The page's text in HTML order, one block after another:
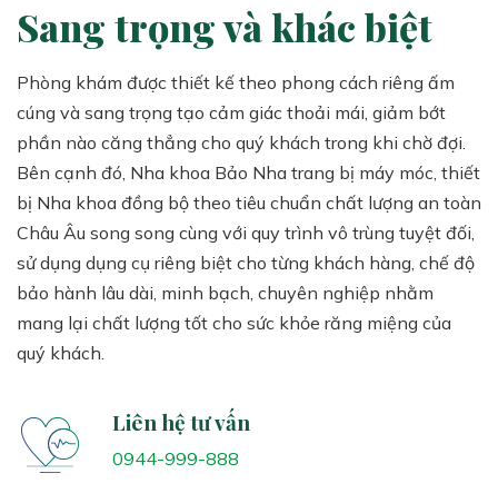
Sang trọng và khác biệt
Phòng khám được thiết kế theo phong cách riêng ấm
cúng và sang trọng tạo cảm giác thoải mái, giảm bớt
phần nào căng thẳng cho quý khách trong khi chờ đợi.
Bên cạnh đó, Nha khoa Bảo Nha trang bị máy móc, thiết
bị Nha khoa đồng bộ theo tiêu chuẩn chất lượng an toàn
Châu Âu song song cùng với quy trình vô trùng tuyệt đối,
sử dụng dụng cụ riêng biệt cho từng khách hàng, chế độ
bảo hành lâu dài, minh bạch, chuyên nghiệp nhằm
mang lại chất lượng tốt cho sức khỏe răng miệng của
quý khách.
Liên hệ tư vấn
0944-999-888